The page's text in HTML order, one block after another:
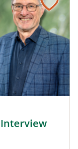
Interview mit